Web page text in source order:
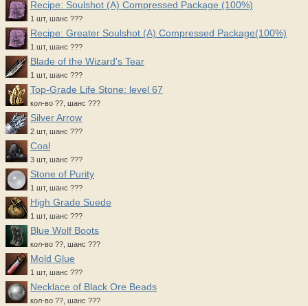
Recipe: Soulshot (A) Compressed Package (100%)
1 шт, шанс ???
Recipe: Greater Soulshot (A) Compressed Package(100%)
1 шт, шанс ???
Blade of the Wizard's Tear
1 шт, шанс ???
Top-Grade Life Stone: level 67
кол-во ??, шанс ???
Silver Arrow
2 шт, шанс ???
Coal
3 шт, шанс ???
Stone of Purity
1 шт, шанс ???
High Grade Suede
1 шт, шанс ???
Blue Wolf Boots
кол-во ??, шанс ???
Mold Glue
1 шт, шанс ???
Necklace of Black Ore Beads
кол-во ??, шанс ???